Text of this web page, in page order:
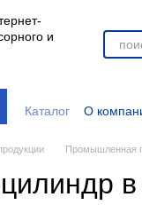
контенту
Каталог О
Дополнительные
Промышленная
в